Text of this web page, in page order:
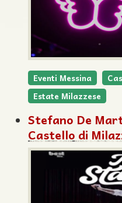
Eventi Messina
Estate Milazzese
Stefano De
Castello di